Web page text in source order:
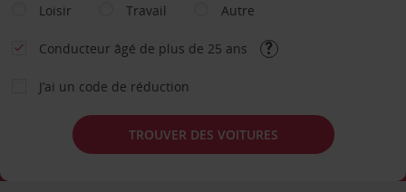
Loisir
Travail Autre
Conducteur âgé de plus de 25 ans
J’ai un code de réduction
TROUVER DES VOITURES